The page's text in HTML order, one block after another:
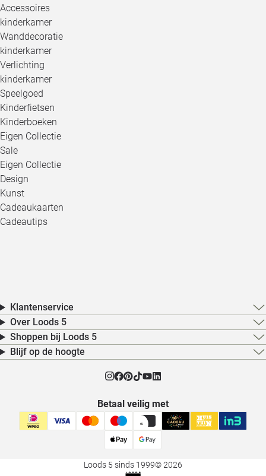
Accessoires
kinderkamer
Wanddecoratie
kinderkamer
Verlichting
kinderkamer
Speelgoed
Kinderfietsen
Kinderboeken
Eigen Collectie
Sale
Eigen Collectie
Design
Kunst
Cadeaukaarten
Cadeautips
Klantenservice
Over Loods 5
Shoppen bij Loods 5
Blijf op de hoogte
Betaal veilig met
Loods 5 sinds 1999© 2026